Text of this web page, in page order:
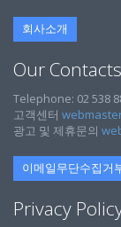
회사소개
Our Contacts
Telephone: 02 538
고객센터
광고 및 제휴문의
이메일무단수집거
Privacy